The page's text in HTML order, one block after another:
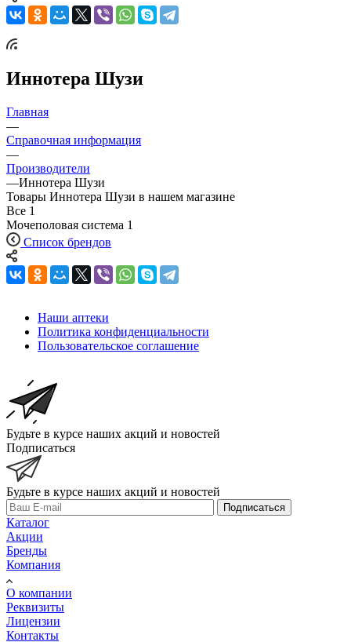
Иннотера Шузи
Главная
—
Справочная информация
—
Производители
—Иннотера Шузи
Товары Иннотера Шузи в нашем магазине
Все 1
Мочеполовая система 1
Список брендов
Наши аптеки
Политика конфиденциальности
Пользовательское соглашение
Будьте в курсе наших акций и новостей
Подписаться
Будьте в курсе наших акций и новостей
Подписаться
Каталог
Акции
Бренды
Компания
О компании
Реквизиты
Лицензии
Контакты